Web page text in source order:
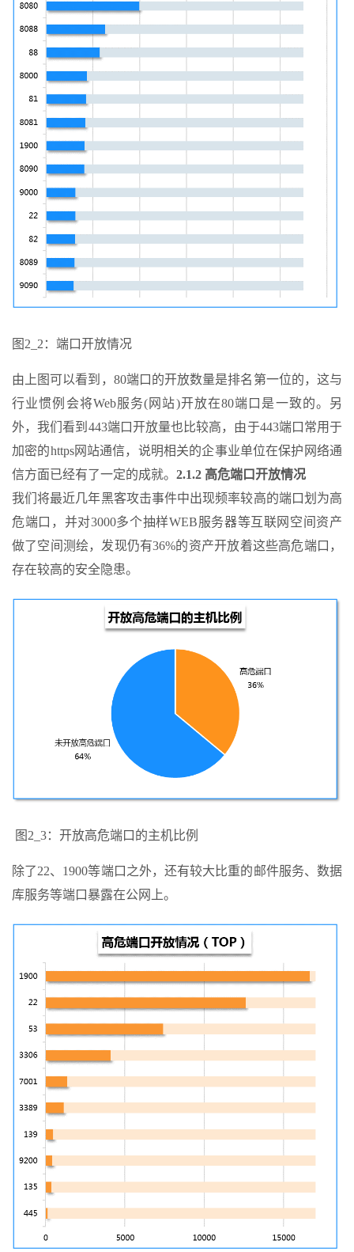
图2_2：端口开放情况
由上图可以看到，80端口的开放数量是排名第一位的，这与
行业惯例会将Web服务(网站)开放在80端口是一致的。另
外，我们看到443端口开放量也比较高，由于443端口常用于
加密的https网站通信，说明相关的企事业单位在保护网络通
信方面已经有了一定的成就。 2.1.2 高危端口开放情况
我们将最近几年黑客攻击事件中出现频率较高的端口划为高
危端口，并对3000多个抽样WEB服务器等互联网空间资产
做了空间测绘，发现仍有36%的资产开放着这些高危端口，
存在较高的安全隐患。
图2_3：开放高危端口的主机比例
除了22、1900等端口之外，还有较大比重的邮件服务、数据
库服务等端口暴露在公网上。